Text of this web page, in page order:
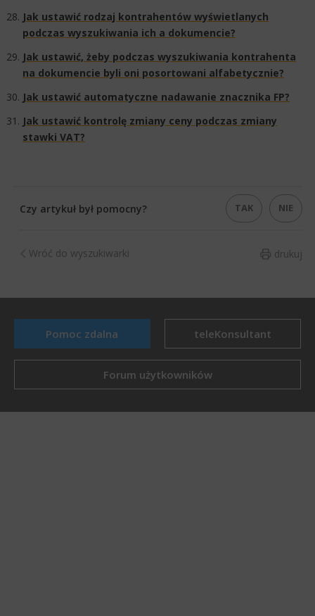
Jak ustawić rodzaj kontrahentów wyświetlanych
podczas wyszukiwania ich a dokumencie?​​
Jak ustawić, żeby podczas wyszukiwania kontrahenta
na dokumencie byli oni posortowani alfabetycznie?
Jak ustawić automatyczne nadawanie znacznika FP?​​​​
Jak ustawić kontrolę zmiany ceny podczas zmiany
stawki VAT?​​
Czy artykuł był pomocny? TAK NIE
drukuj
Wróć do wyszukiwarki
Pomoc zdalna teleKonsultant
Forum użytkowników